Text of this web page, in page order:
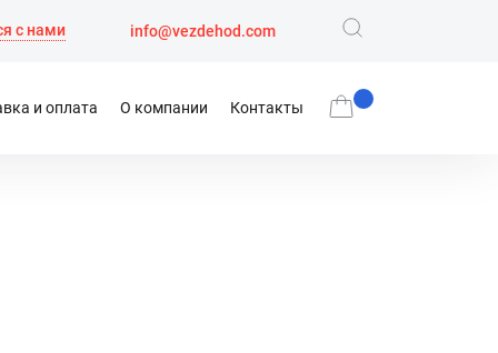
с нами info@vezdehod.com
и оплата О компании Контакты